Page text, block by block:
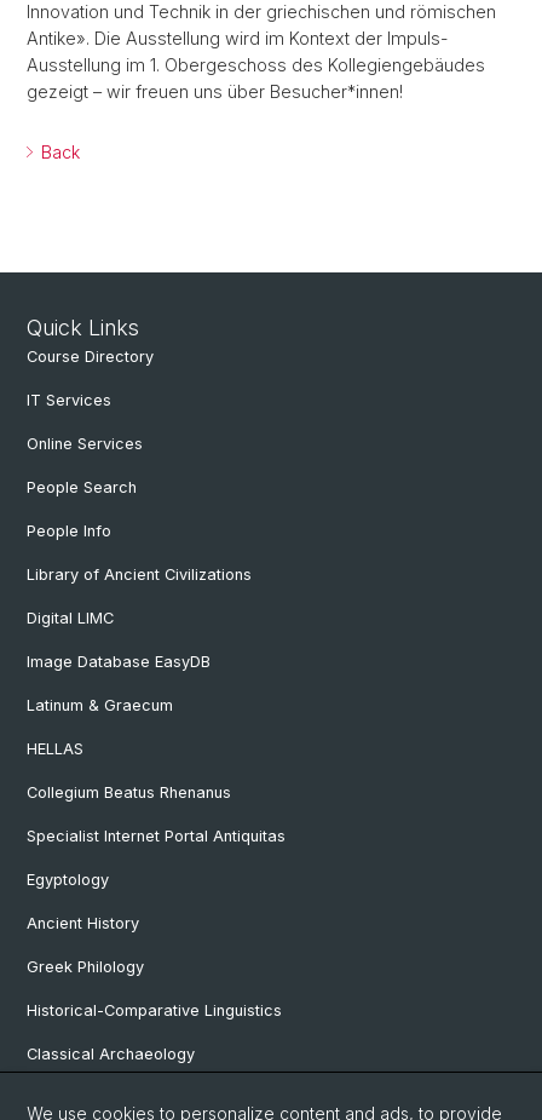
Innovation und Technik in der griechischen und römischen
Antike». Die Ausstellung wird im Kontext der Impuls-
Ausstellung im 1. Obergeschoss des Kollegiengebäudes
gezeigt – wir freuen uns über Besucher*innen!
Back
Quick Links
Course Directory
IT Services
Online Services
People Search
People Info
Library of Ancient Civilizations
Digital LIMC
Image Database EasyDB
Latinum & Graecum
HELLAS
Collegium Beatus Rhenanus
Specialist Internet Portal Antiquitas
Egyptology
Ancient History
Greek Philology
Historical-Comparative Linguistics
Classical Archaeology
We use cookies to personalize content and ads, to provide